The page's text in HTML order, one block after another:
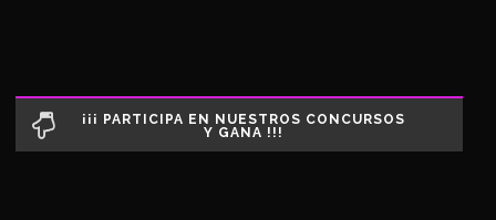
¡¡¡ PARTICIPA EN NUESTROS CONCURSOS
Y GANA !!!